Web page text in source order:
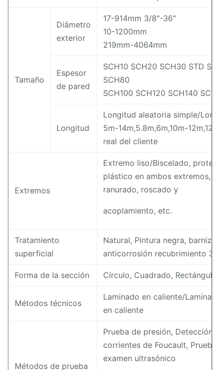
Tamaño
Diámetro
exterior
17-914mm 3/8"-36"
10-1200mm
219mm-4064mm
Espesor
de pared
SCH10 SCH20 SCH30 STD
SCH80
SCH100 SCH120 SCH140
Longitud
Longitud aleatoria simple/
5m-14m,5.8m,6m,10m-
real del cliente
Extremos
Extremo liso/Biscelado,
plástico en ambos extremos,
ranurado, roscado y
acoplamiento, etc.
Tratamiento
superficial
Natural, Pintura negra,
anticorrosión recubrimiento
Forma de la sección Círculo, Cuadrado, Rectángulo
Métodos técnicos
Laminado en caliente/
en caliente
Métodos de prueba
Prueba de presión, Detección
corrientes de Foucault,
examen ultrasónico